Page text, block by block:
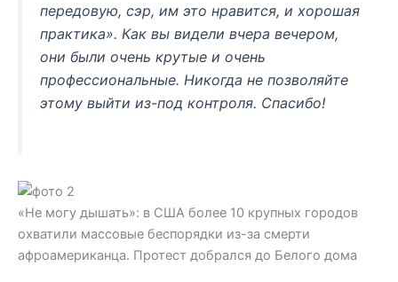
передовую, сэр, им это нравится, и хорошая
практика». Как вы видели вчера вечером,
они были очень крутые и очень
профессиональные. Никогда не позволяйте
этому выйти из-под контроля. Спасибо!
«Не могу дышать»: в США более 10 крупных городов
охватили массовые беспорядки из-за смерти
афроамериканца. Протест добрался до Белого дома